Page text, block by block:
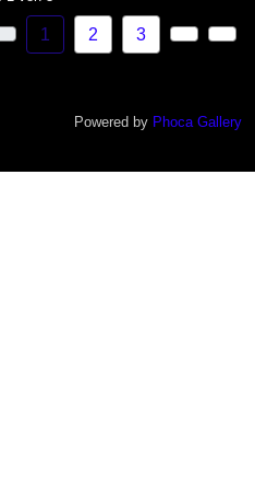
1 2 3
Powered by Phoca Gallery